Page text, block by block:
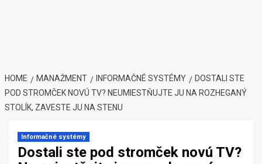
HOME MANAŽMENT INFORMAČNÉ SYSTÉMY
DOSTALI STE
POD STROMČEK NOVÚ TV? NEUMIESTŇUJTE JU NA ROZHEGANÝ
STOLÍK, ZAVESTE JU NA STENU
Informačné systémy
Dostali ste pod stromček novú TV?